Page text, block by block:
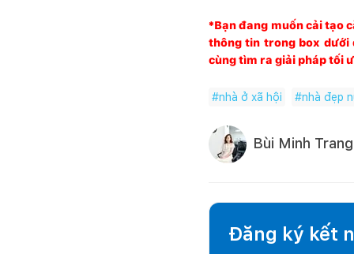
*Bạn đang muốn cải tạo
thông tin trong box
cùng tìm ra giải pháp tối
#nhà ở xã hội #nhà đẹp
Bùi Minh Trang
Đăng ký kết